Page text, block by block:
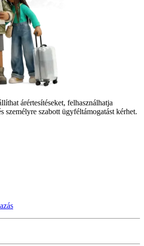
árértesítéseket, felhasználhatja
személyre szabott ügyféltámogatást kérhet.